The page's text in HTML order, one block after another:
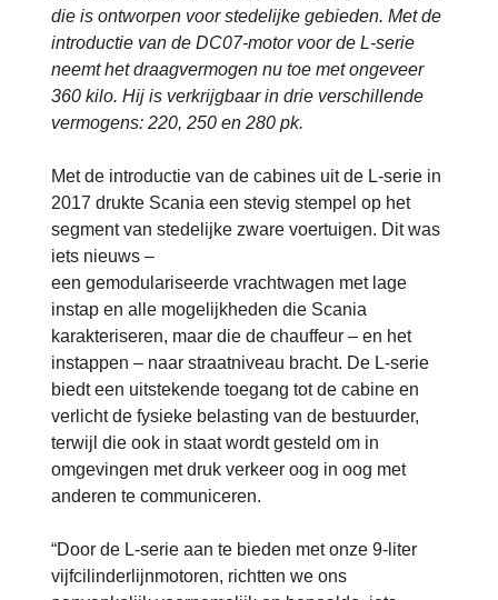
die is ontworpen voor stedelijke gebieden. Met de
introductie van de DC07-motor voor de L-serie
neemt het draagvermogen nu toe met ongeveer
360 kilo. Hij is verkrijgbaar in drie verschillende
vermogens: 220, 250 en 280 pk.
Met de introductie van de cabines uit de L-serie in
2017 drukte Scania een stevig stempel op het
segment van stedelijke zware voertuigen. Dit was
iets nieuws –
een gemodulariseerde vrachtwagen met lage
instap en alle mogelijkheden die Scania
karakteriseren, maar die de chauffeur – en het
instappen – naar straatniveau bracht. De L-serie
biedt een uitstekende toegang tot de cabine en
verlicht de fysieke belasting van de bestuurder,
terwijl die ook in staat wordt gesteld om in
omgevingen met druk verkeer oog in oog met
anderen te communiceren.
“Door de L-serie aan te bieden met onze 9-liter
vijfcilinderlijnmotoren, richtten we ons